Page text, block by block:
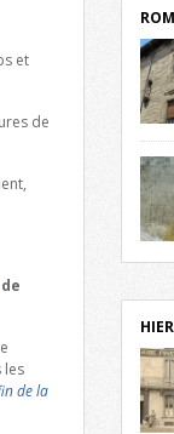
et
de
de
les
de la